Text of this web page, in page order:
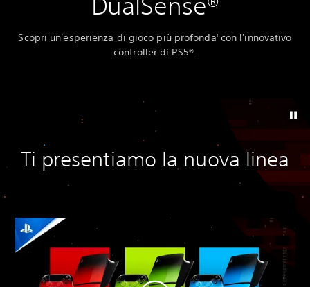
DualSense®
Scopri un'esperienza di gioco più profondacon l'innovativo
controller di PS5®.
Ti presentiamo la nuova linea